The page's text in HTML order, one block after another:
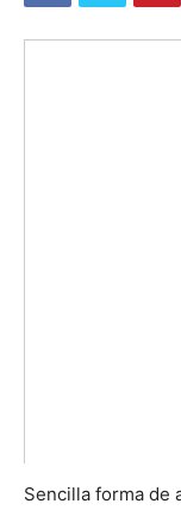
Sencilla forma de